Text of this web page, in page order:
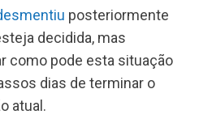
posteriormente
decidida, mas
como pode esta situação
dias de terminar o
atual.